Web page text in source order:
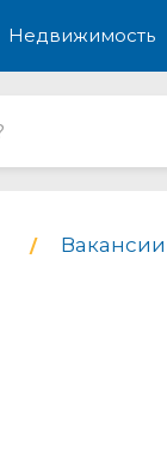
Недвижимость
Вакансии